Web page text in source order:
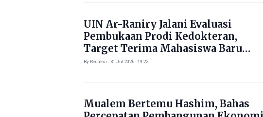
UIN Ar-Raniry Jalani Evaluasi
Pembukaan Prodi Kedokteran,
Target Terima Mahasiswa Baru
Tahun Ini
By Redaksi . 31 Jul 2026 - 19:22
Mualem Bertemu Hashim, Bahas